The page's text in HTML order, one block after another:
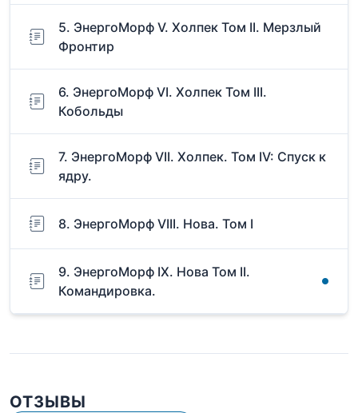
5. ЭнергоМорф V. Холпек Том II. Мерзлый
Фронтир
6. ЭнергоМорф VI. Холпек Том III.
Кобольды
7. ЭнергоМорф VII. Холпек. Том IV: Спуск к
ядру.
8. ЭнергоМорф VIII. Нова. Том I
9. ЭнергоМорф IX. Нова Том II.
Командировка.
ОТЗЫВЫ